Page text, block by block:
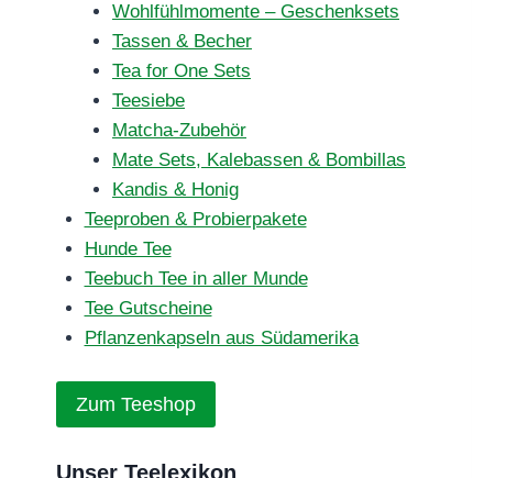
Wohlfühlmomente – Geschenksets
Tassen & Becher
Tea for One Sets
Teesiebe
Matcha-Zubehör
Mate Sets, Kalebassen & Bombillas
Kandis & Honig
Teeproben & Probierpakete
Hunde Tee
Teebuch Tee in aller Munde
Tee Gutscheine
Pflanzenkapseln aus Südamerika
Zum Teeshop
Unser Teelexikon